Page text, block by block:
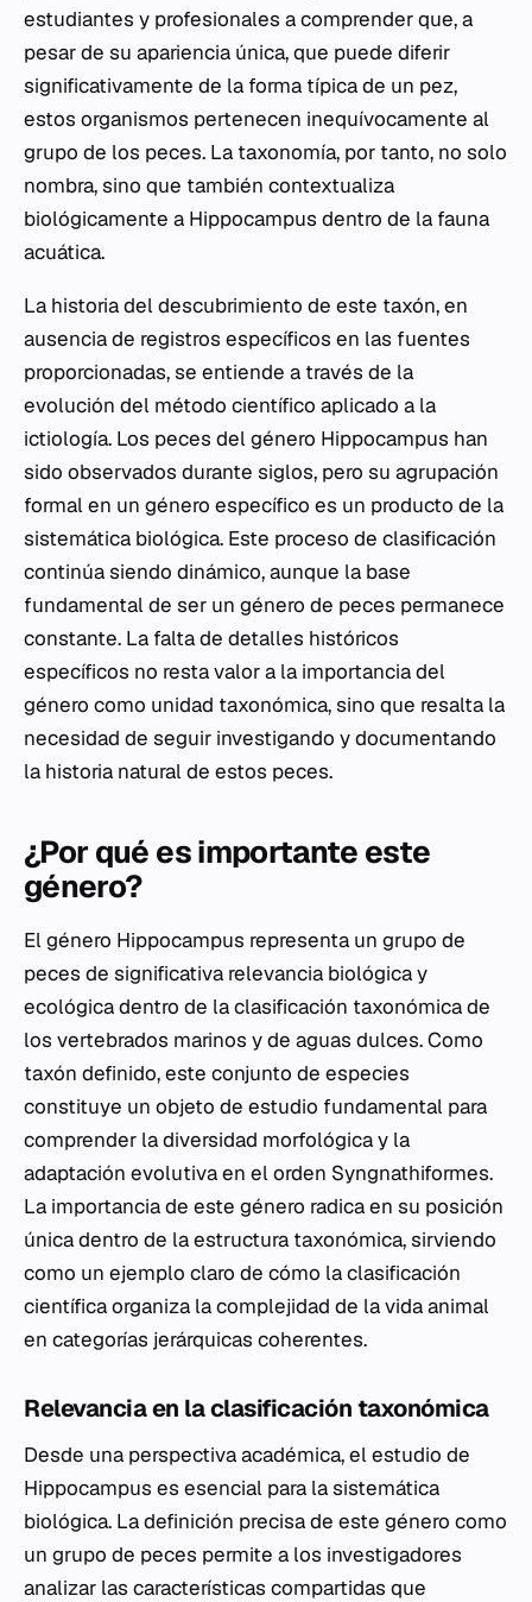
estudiantes y profesionales a comprender que, a
pesar de su apariencia única, que puede diferir
significativamente de la forma típica de un pez,
estos organismos pertenecen inequívocamente al
grupo de los peces. La taxonomía, por tanto, no solo
nombra, sino que también contextualiza
biológicamente a Hippocampus dentro de la fauna
acuática.
La historia del descubrimiento de este taxón, en
ausencia de registros específicos en las fuentes
proporcionadas, se entiende a través de la
evolución del método científico aplicado a la
ictiología. Los peces del género Hippocampus han
sido observados durante siglos, pero su agrupación
formal en un género específico es un producto de la
sistemática biológica. Este proceso de clasificación
continúa siendo dinámico, aunque la base
fundamental de ser un género de peces permanece
constante. La falta de detalles históricos
específicos no resta valor a la importancia del
género como unidad taxonómica, sino que resalta la
necesidad de seguir investigando y documentando
la historia natural de estos peces.
¿Por qué es importante este
género?
El género Hippocampus representa un grupo de
peces de significativa relevancia biológica y
ecológica dentro de la clasificación taxonómica de
los vertebrados marinos y de aguas dulces. Como
taxón definido, este conjunto de especies
constituye un objeto de estudio fundamental para
comprender la diversidad morfológica y la
adaptación evolutiva en el orden Syngnathiformes.
La importancia de este género radica en su posición
única dentro de la estructura taxonómica, sirviendo
como un ejemplo claro de cómo la clasificación
científica organiza la complejidad de la vida animal
en categorías jerárquicas coherentes.
Relevancia en la clasificación taxonómica
Desde una perspectiva académica, el estudio de
Hippocampus es esencial para la sistemática
biológica. La definición precisa de este género como
un grupo de peces permite a los investigadores
analizar las características compartidas que